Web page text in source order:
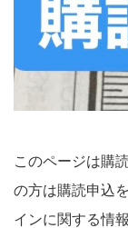
このページは購
の方は購読申込
インに関する情